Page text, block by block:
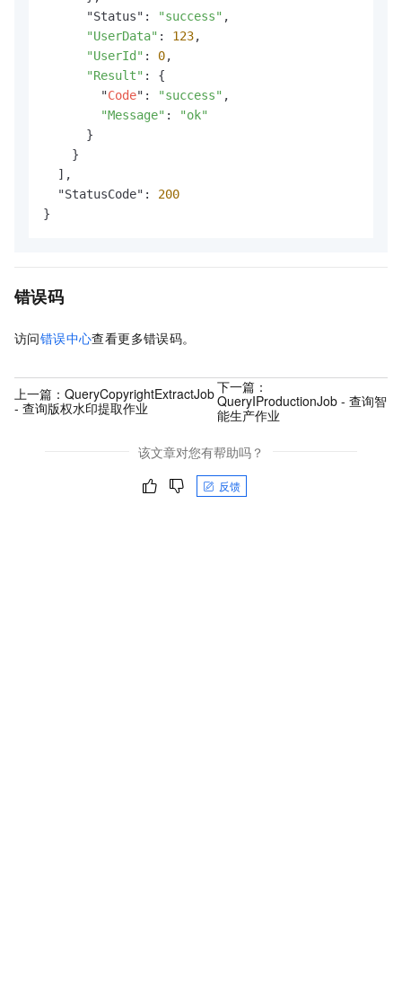
      "Status":
"success" ,
"UserData" : 123,
"UserId" : 0,
"Result" : {
        "
Code": "success" ,
"Message" :
"ok"
      }
    }
  ],
  "StatusCode":
200
}
错误码
访问错误中心查看更多错误码。
上一篇： QueryCopyrightExtractJob
- 查询版权水印提取作业
下一篇：
QueryIProductionJob - 查询智
能生产作业
该文章对您有帮助吗？
反馈